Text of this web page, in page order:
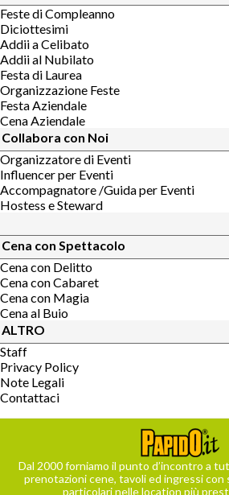
Feste di Compleanno
Diciottesimi
Addii a Celibato
Addii al Nubilato
Festa di Laurea
Organizzazione Feste
Festa Aziendale
Cena Aziendale
Collabora con Noi
Organizzatore di Eventi
Influencer per Eventi
Accompagnatore /Guida per Eventi
Hostess e Steward
Cena con Spettacolo
Cena con Delitto
Cena con Cabaret
Cena con Magia
Cena al Buio
ALTRO
Staff
Privacy Policy
Note Legali
Contattaci
Dal 2000 forniamo il punto d’incontro a
prenotazioni cene, tavoli ed ingressi con
particolari nelle location più